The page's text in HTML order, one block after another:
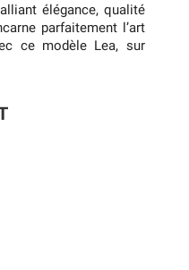
élégance, qualité
parfaitement l’art
ce modèle Lea, sur